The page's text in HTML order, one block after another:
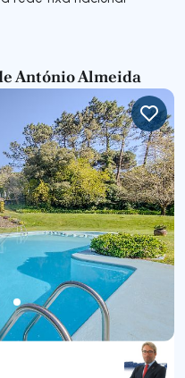
António Almeida